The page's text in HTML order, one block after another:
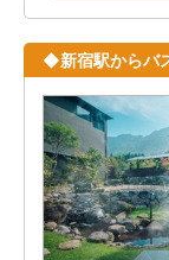
◆新宿駅からバ